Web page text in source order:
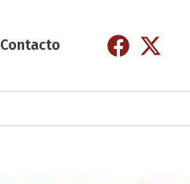
Contacto